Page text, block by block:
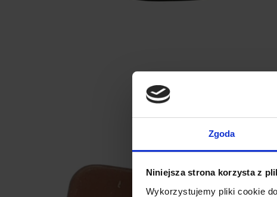
Zgoda
Niniejsza strona korzysta z
Wykorzystujemy pliki cookie